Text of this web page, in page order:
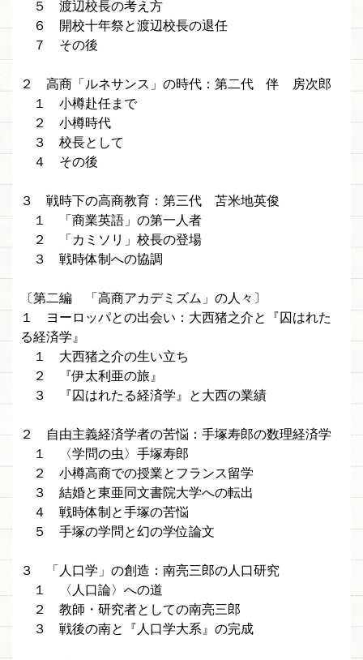
５ 渡辺校長の考え方
６ 開校十年祭と渡辺校長の退任
７ その後
２ 高商「ルネサンス」の時代：第二代 伴 房次郎
１ 小樽赴任まで
２ 小樽時代
３ 校長として
４ その後
３ 戦時下の高商教育：第三代 苫米地英俊
１ 「商業英語」の第一人者
２ 「カミソリ」校長の登場
３ 戦時体制への協調
〔第二編 「高商アカデミズム」の人々〕
１ ヨーロッパとの出会い：大西猪之介と『囚はれた
る経済学』
１ 大西猪之介の生い立ち
２ 『伊太利亜の旅』
３ 『囚はれたる経済学』と大西の業績
２ 自由主義経済学者の苦悩：手塚寿郎の数理経済学
１ 〈学問の虫〉手塚寿郎
２ 小樽高商での授業とフランス留学
３ 結婚と東亜同文書院大学への転出
４ 戦時体制と手塚の苦悩
５ 手塚の学問と幻の学位論文
３ 「人口学」の創造：南亮三郎の人口研究
１ 〈人口論〉への道
２ 教師・研究者としての南亮三郎
３ 戦後の南と『人口学大系』の完成